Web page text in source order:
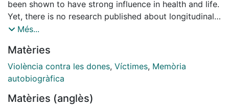
been shown to have strong influence in health and life.
Yet, there is no research published about longitudinal
memory reconstruction of violent sporadic
evidence on gender violence victimization. This article
presents a novel case of the reconstruction
throughout time of the memory of a disdainful hookup
an interview were the sources of data collection. The
Més...
Matèries
Violència contra les dones, Víctimes, Memòria
autobiogràfica
Matèries (anglès)